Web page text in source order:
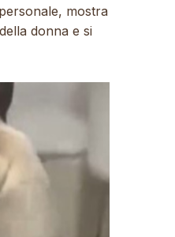
mostra
donna e si